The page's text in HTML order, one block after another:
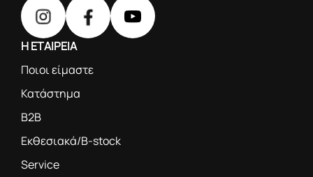
Η ΕΤΑΙΡΕΙΑ
Ποιοι είμαστε
Κατάστημα
B2B
Εκθεσιακά/B-stock
Service